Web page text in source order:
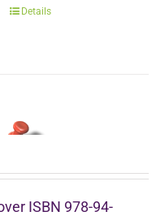
Details
ISBN 978-94-